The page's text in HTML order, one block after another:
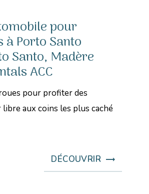
pour
Porto Santo
Santo, Madère
ACC
pour profiter des
libre aux coins les plus caché
DÉCOUVRIR